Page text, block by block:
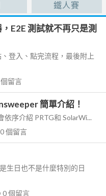
鐵人賽
E2E 測試就不再只是測
登入、點完流程，最後附上
個留言
簡單介紹！
序介紹 PRTG和 SolarWi...
0個留言
生日也不是什麼特別的日
0個留言